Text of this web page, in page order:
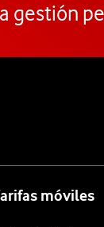
gestión
móviles